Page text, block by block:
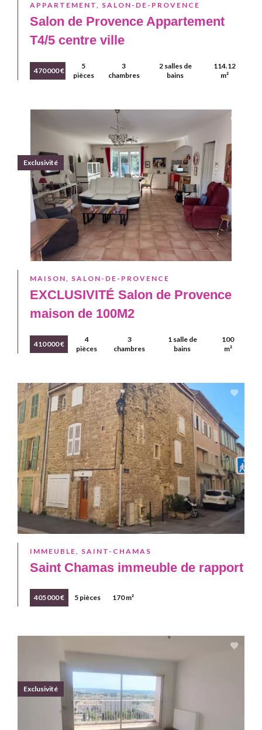
APPARTEMENT, SALON-DE-PROVENCE
Salon de Provence Appartement
T4/5 centre ville
470 000 €
5
pièces
3
chambres
2 salles de
bains
114.12
m²
MAISON, SALON-DE-PROVENCE
EXCLUSIVITÉ Salon de Provence
maison de 100M2
410 000 €
4
pièces
3
chambres
1 salle de
bains
100
m²
Exclusivité
IMMEUBLE, SAINT-CHAMAS
Saint Chamas immeuble de rapport
405 000 € 5 pièces 170 m²
Exclusivité